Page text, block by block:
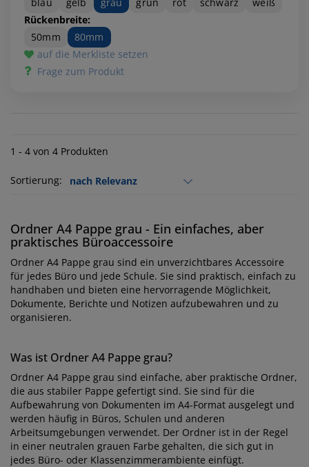
Rückenbreite:
50mm
80mm
auf die Merkliste setzen
Frage zum Produkt
1 - 4 von 4 Produkten
Sortierung:
Ordner A4 Pappe grau - Ein einfaches, aber
praktisches Büroaccessoire
Ordner A4 Pappe grau sind ein unverzichtbares Accessoire
für jedes Büro und jede Schule. Sie sind praktisch, einfach zu
handhaben und bieten eine hervorragende Möglichkeit,
Dokumente, Berichte und Notizen aufzubewahren und zu
organisieren.
Was ist Ordner A4 Pappe grau?
Ordner A4 Pappe grau sind einfache, aber praktische Ordner,
die aus stabiler Pappe gefertigt sind. Sie sind für die
Aufbewahrung von Dokumenten im A4-Format ausgelegt und
werden häufig in Büros, Schulen und anderen
Arbeitsumgebungen verwendet. Der Ordner ist in der Regel
in einer neutralen grauen Farbe gehalten, die sich gut in
jedes Büro- oder Klassenzimmerambiente einfügt.